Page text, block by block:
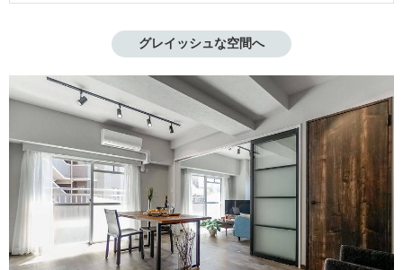
グレイッシュな空間へ